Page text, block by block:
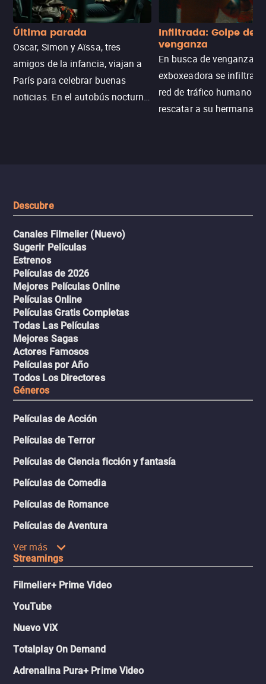
Última parada
Oscar, Simon y Aïssa, tres
amigos de la infancia, viajan a
París para celebrar buenas
noticias. En el autobús nocturno
Infiltrada: Golpe de
venganza
En busca de venganza,
exboxeadora se infiltra
red de tráfico humano
rescatar a su hermana
Descubre
Canales Filmelier (Nuevo)
Sugerir Películas
Estrenos
Películas de 2026
Mejores Películas Online
Películas Online
Películas Gratis Completas
Todas Las Películas
Mejores Sagas
Actores Famosos
Películas por Año
Todos Los Directores
Géneros
Películas de Acción
Películas de Terror
Películas de Ciencia ficción y fantasía
Películas de Comedia
Películas de Romance
Películas de Aventura
Ver más
Streamings
Filmelier+ Prime Video
YouTube
Nuevo ViX
Totalplay On Demand
Adrenalina Pura+ Prime Video